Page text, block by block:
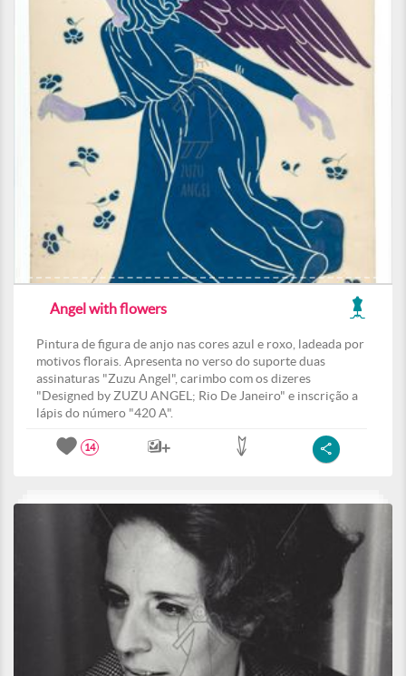
Angel with flowers
Pintura de figura de anjo nas cores azul e roxo, ladeada por
motivos florais. Apresenta no verso do suporte duas
assinaturas "Zuzu Angel", carimbo com os dizeres
"Designed by ZUZU ANGEL; Rio De Janeiro" e inscrição a
lápis do número "420 A".
14